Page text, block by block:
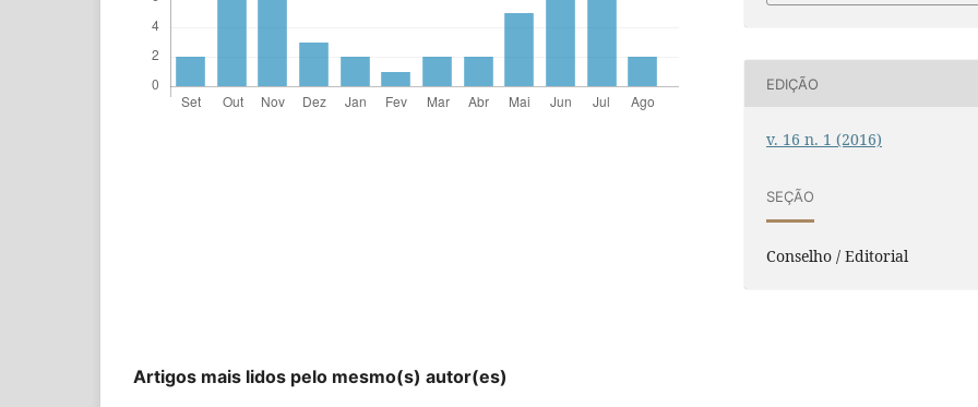
EDIÇÃO
v. 16 n. 1 (2016)
SEÇÃO
Conselho / Editorial
Artigos mais lidos pelo mesmo(s) autor(es)